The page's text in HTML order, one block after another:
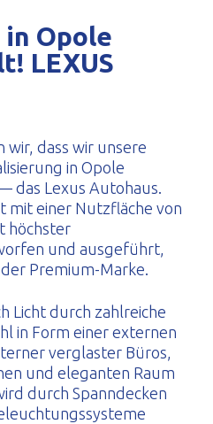
Opole
LEXUS
dass wir unsere
in Opole
das Lexus Autohaus.
mit einer Nutzfläche von
höchster
und ausgeführt,
Premium-Marke.
Licht durch zahlreiche
in Form einer externen
verglaster Büros,
und eleganten Raum
durch Spanndecken